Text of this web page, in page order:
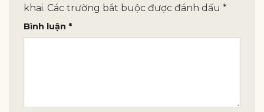
khai. Các trường bắt buộc được đánh dấu *
Bình luận *